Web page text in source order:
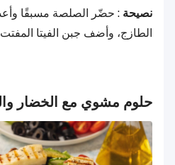
نصيحة : حضّر الصلصة مسبقًا
الطازج، وأضف جبن الفيتا
حلوم مشوي مع الخضار